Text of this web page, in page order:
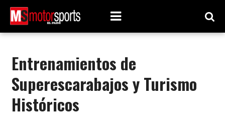
Entrenamientos de
Superescarabajos y Turismo
Históricos